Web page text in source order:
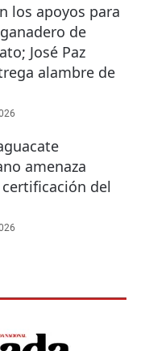
los apoyos para
de
José Paz
alambre de
amenaza
del